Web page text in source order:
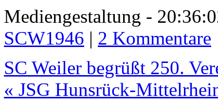
Mediengestaltung -
SCW1946 | 2 Kommentare
SC Weiler begrüßt 250.
« JSG Hunsrück-